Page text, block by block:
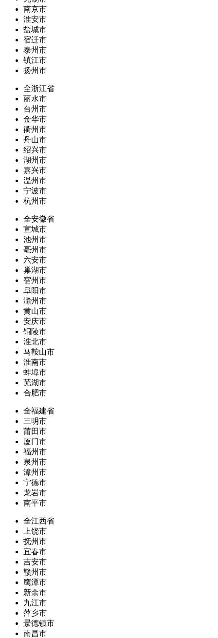
南京市
淮安市
盐城市
宿迁市
泰州市
镇江市
扬州市
全浙江省
丽水市
台州市
金华市
衢州市
舟山市
绍兴市
湖州市
嘉兴市
温州市
宁波市
杭州市
全安徽省
宣城市
池州市
亳州市
六安市
巢湖市
宿州市
阜阳市
滁州市
黄山市
安庆市
铜陵市
淮北市
马鞍山市
淮南市
蚌埠市
芜湖市
合肥市
全福建省
三明市
莆田市
厦门市
福州市
泉州市
漳州市
宁德市
龙岩市
南平市
全江西省
上饶市
抚州市
宜春市
吉安市
赣州市
鹰潭市
新余市
九江市
萍乡市
景德镇市
南昌市